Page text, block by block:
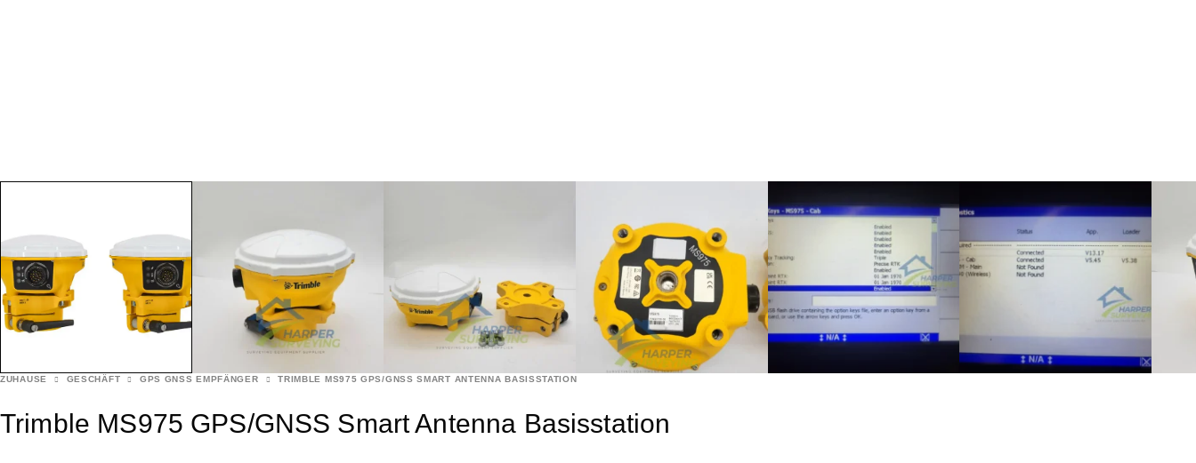
ZUHAUSE GESCHÄFT GPS GNSS EMPFÄNGER TRIMBLE MS975 GPS/GNSS SMART ANTENNA BASISSTATION
Trimble MS975 GPS/GNSS Smart Antenna Basisstation